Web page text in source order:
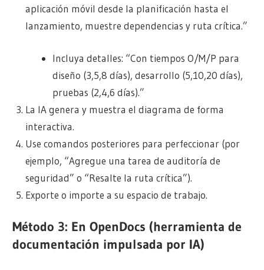
aplicación móvil desde la planificación hasta el
lanzamiento, muestre dependencias y ruta crítica.”
Incluya detalles: “Con tiempos O/M/P para
diseño (3,5,8 días), desarrollo (5,10,20 días),
pruebas (2,4,6 días).”
La IA genera y muestra el diagrama de forma
interactiva.
Use comandos posteriores para perfeccionar (por
ejemplo, “Agregue una tarea de auditoría de
seguridad” o “Resalte la ruta crítica”).
Exporte o importe a su espacio de trabajo.
Método 3: En OpenDocs (herramienta de
documentación impulsada por IA)